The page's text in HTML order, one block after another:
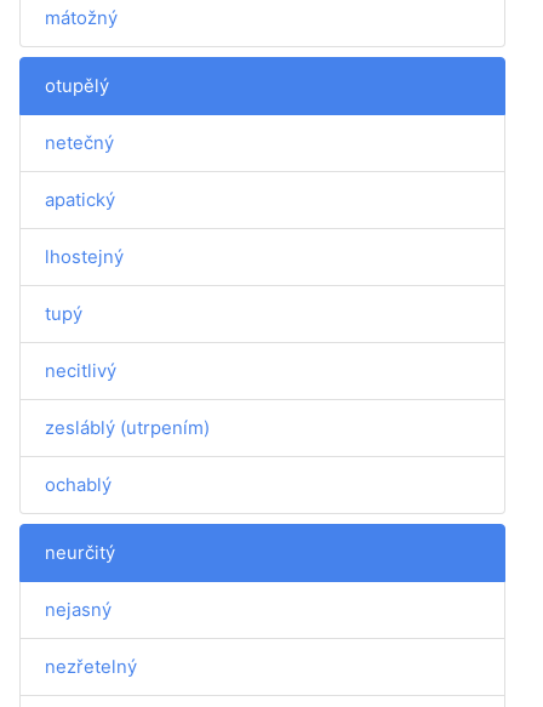
mátožný
otupělý
netečný
apatický
lhostejný
tupý
necitlivý
zesláblý (utrpením)
ochablý
neurčitý
nejasný
nezřetelný